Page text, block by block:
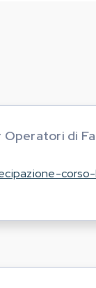
Operatori di